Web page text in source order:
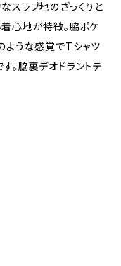
スラブ地のざっくりと
心地が特徴。脇ポケ
ような感覚でTシャツ
。脇裏デオドラントテ